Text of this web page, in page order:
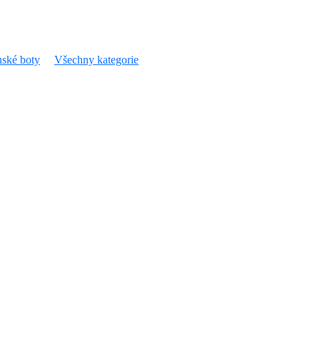
boty Všechny kategorie